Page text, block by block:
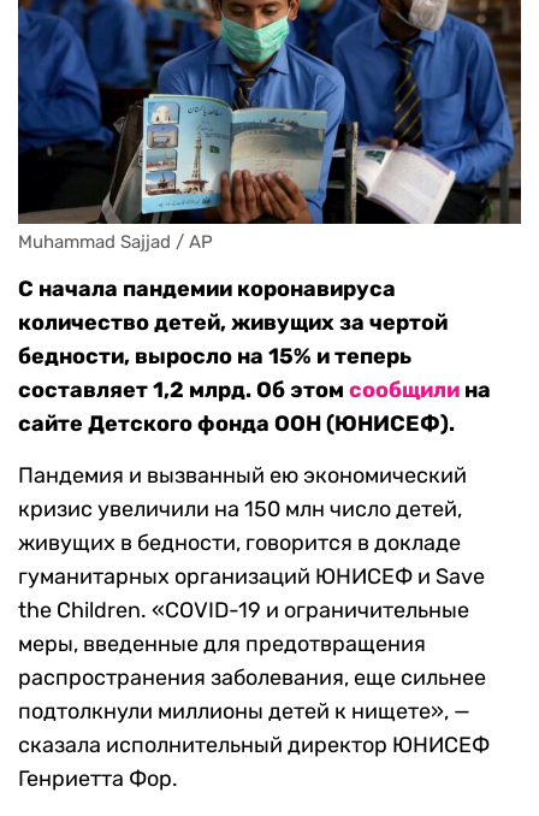
Muhammad Sajjad / AP
С начала пандемии коронавируса
количество детей, живущих за чертой
бедности, выросло на 15% и теперь
составляет 1,2 млрд. Об этом сообщили на
сайте Детского фонда ООН (ЮНИСЕФ).
Пандемия и вызванный ею экономический
кризис увеличили на 150 млн число детей,
живущих в бедности, говорится в докладе
гуманитарных организаций ЮНИСЕФ и Save
the Сhildren. «COVID-19 и ограничительные
меры, введенные для предотвращения
распространения заболевания, еще сильнее
подтолкнули миллионы детей к нищете», —
сказала исполнительный директор ЮНИСЕФ
Генриетта Фор.